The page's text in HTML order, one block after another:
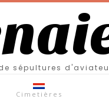
sépultures
Cimetières